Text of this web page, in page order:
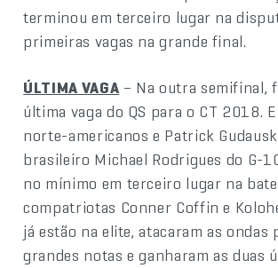
terminou em terceiro lugar na
primeiras vagas na grande final.
ÚLTIMA VAGA – Na outra semifinal,
última vaga do QS para o CT 2018.
norte-americanos e Patrick
brasileiro Michael Rodrigues do G-
no mínimo em terceiro lugar na
compatriotas Conner Coffin e
já estão na elite, atacaram as ondas
grandes notas e ganharam as duas